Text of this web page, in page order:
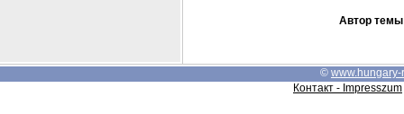
Автор темы
© www.hungary-
Контакт - Impresszum